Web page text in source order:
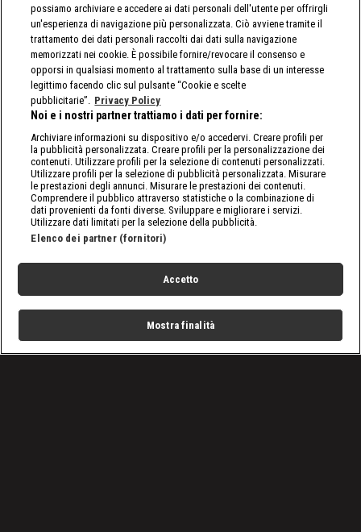
possiamo archiviare e accedere ai dati personali dell'utente per offrirgli
un'esperienza di navigazione più personalizzata. Ciò avviene tramite il
trattamento dei dati personali raccolti dai dati sulla navigazione
memorizzati nei cookie. È possibile fornire/revocare il consenso e
opporsi in qualsiasi momento al trattamento sulla base di un interesse
legittimo facendo clic sul pulsante “Cookie e scelte
pubblicitarie”. Privacy Policy
Noi e i nostri partner trattiamo i dati per fornire:
Archiviare informazioni su dispositivo e/o accedervi. Creare profili per
la pubblicità personalizzata. Creare profili per la personalizzazione dei
contenuti. Utilizzare profili per la selezione di contenuti personalizzati.
Utilizzare profili per la selezione di pubblicità personalizzata. Misurare
le prestazioni degli annunci. Misurare le prestazioni dei contenuti.
Comprendere il pubblico attraverso statistiche o la combinazione di
dati provenienti da fonti diverse. Sviluppare e migliorare i servizi.
Utilizzare dati limitati per la selezione della pubblicità.
Elenco dei partner (fornitori)
Accetto
Mostra finalità